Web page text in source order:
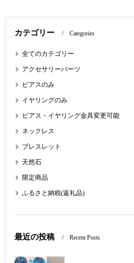
カテゴリー Categories
全てのカテゴリー
アクセサリーパーツ
ピアスのみ
イヤリングのみ
ピアス・イヤリング金具変更可能
ネックレス
ブレスレット
天然石
限定商品
ふるさと納税(返礼品)
最近の投稿 Recent Posts